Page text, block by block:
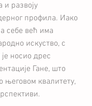
развоју
профила. Иако
себе већ има
искуство, с
носио дрес
Гане, што
његовом квалитету,